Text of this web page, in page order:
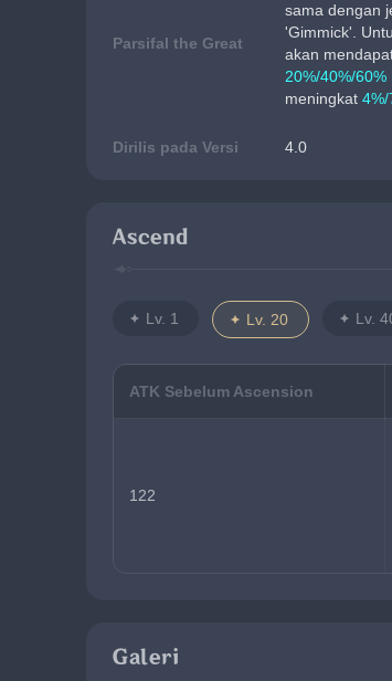
Parsifal the Great
sama dengan
'Gimmick'.
akan
20%/40%/
meningkat 4%/
Dirilis pada Versi 4.0
Ascend
Lv. 1 Lv. 20 Lv.
ATK Sebelum Ascension
122
Galeri